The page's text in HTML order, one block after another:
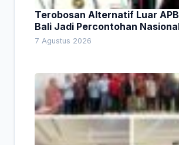
Terobosan Alternatif Luar
Bali Jadi Percontohan
Pembiayaan Daerah
7 Agustus 2026